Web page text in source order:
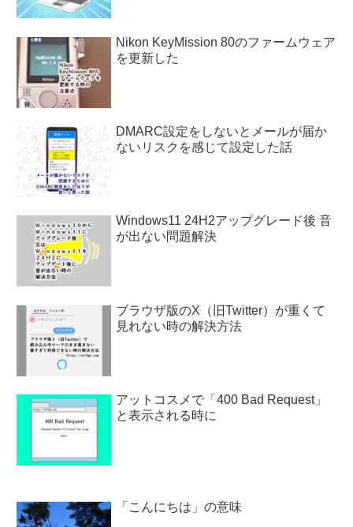
Nikon KeyMission 80のファームウェア
を更新した
DMARC設定をしないとメールが届か
ないリスクを感じて設定した話
Windows11 24H2アップグレード後 音
が出ない問題解決
ブラウザ版のX（旧Twitter）が重くて
見れない時の解決方法
アットコスメで「400 Bad Request」
と表示される時に
「こんにちは」の意味